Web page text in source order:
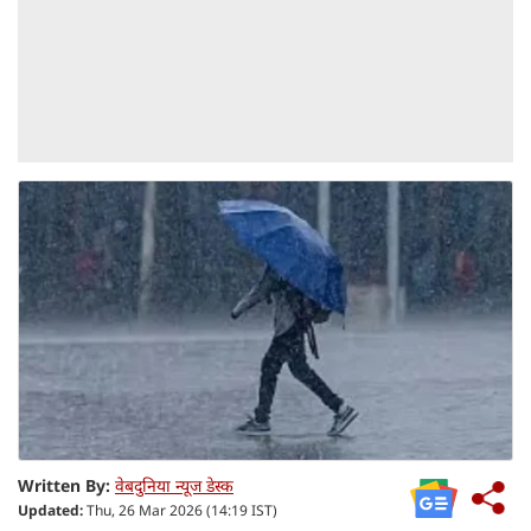
Written By: वेबदुनिया न्यूज डेस्क
Updated:Thu, 26 Mar 2026 (14:19 IST)